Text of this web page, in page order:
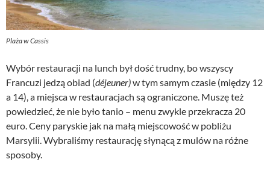
Plaża w Cassis
Wybór restauracji na lunch był dość trudny, bo wszyscy
Francuzi jedzą obiad (déjeuner)w tym samym czasie (między 12
a 14), a miejsca w restauracjach są ograniczone. Muszę też
powiedzieć, że nie było tanio – menu zwykle przekracza 20
euro. Ceny paryskie jak na małą miejscowość w pobliżu
Marsylii. Wybraliśmy restaurację słynącą z mulów na różne
sposoby.